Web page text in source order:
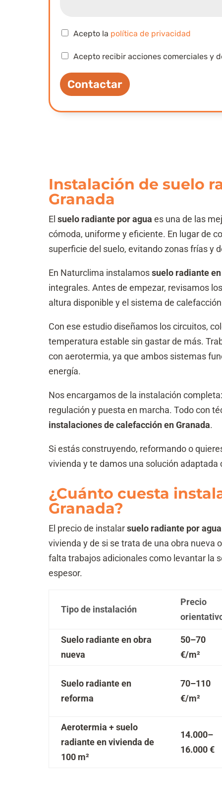
m
o
é
v
r
f
i
a
C
s
i
l
a
d
i
c
a
i
ó
n
*
Acepto la política de privacidad
C
s
i
l
a
i
i
a
c
ó
(
o
p
a
)
*
Acepto recibir acciones comerciales y
Contactar
Instalación de suelo
Granada
El suelo radiante por agua es una de las
cómoda, uniforme y eficiente. En lugar de
superficie del suelo, evitando zonas frías y
En Naturclima instalamossuelo radiante
integrales. Antes de empezar, revisamos
altura disponible y el sistema de
Con ese estudio diseñamos los circuitos,
temperatura estable sin gastar de más.
con aerotermia, ya que ambos sistemas
energía.
Nos encargamos de la instalación
regulación y puesta en marcha. Todo con
instalaciones de calefacción en Granada.
Si estás construyendo, reformando o
vivienda y te damos una solución
¿Cuánto cuesta
Granada?
El precio de instalarsuelo radiante por
vivienda y de si se trata de una obra nueva
falta trabajos adicionales como levantar la
espesor.
Tipo de instalación
Precio
Suelo radiante en obra
nueva
50–70
€/m²
Suelo radiante en
reforma
70–110
€/m²
Aerotermia + suelo
radiante en vivienda de
100 m²
14.000–
16.000 €